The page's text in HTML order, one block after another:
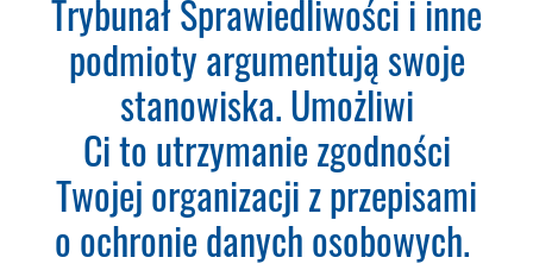
a na podany adres e-mail otrzymasz
fakturę VAT do opłacenia. Ważne:
Dopiero po zaksięgowaniu płatności
– system utworzy konto
użytkownika oraz uruchomi
subskrypcję. Dopiero od tego
momentu rozpoczyna się okres
Subskrypcji.
Trybunał Sprawiedliwości i inne
podmioty argumentują swoje
stanowiska. Umożliwi
Ci to utrzymanie zgodności
Twojej organizacji z przepisami
o ochronie danych osobowych.